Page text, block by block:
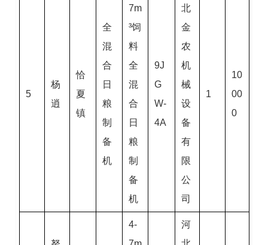
5
杨
逍
恰
夏
镇
全
混
合
日
粮
制
备
机
7m
³饲
料
全
混
合
日
粮
制
备
机
9J
G
W-
4A
北
金
农
机
械
设
备
有
限
公
司
1
10
00
0
4-
河